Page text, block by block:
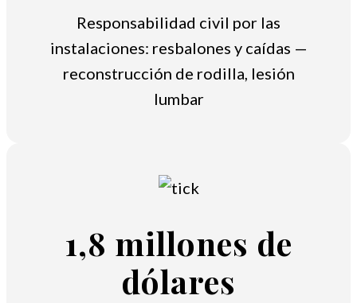
Responsabilidad civil por las
instalaciones: resbalones y caídas —
reconstrucción de rodilla, lesión
lumbar
1,8 millones de
dólares